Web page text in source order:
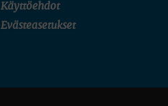
Käyttöehdot
Evästeasetukset